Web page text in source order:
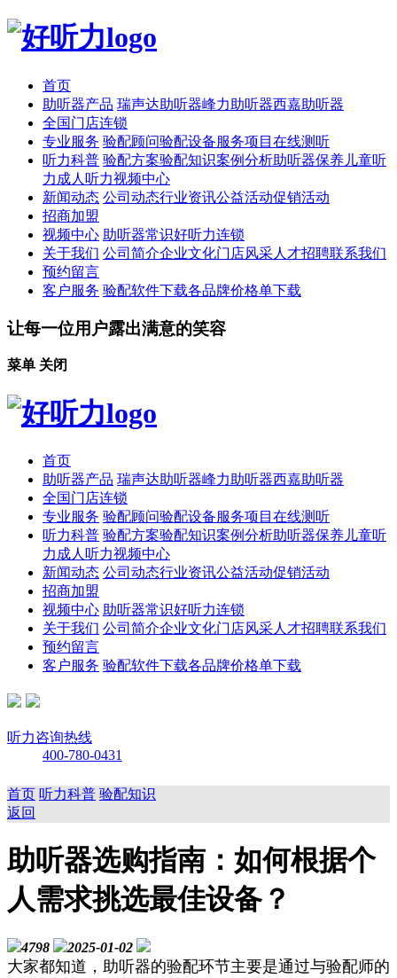
首页
助听器产品 瑞声达助听器峰力助听器西嘉助听器
全国门店连锁
专业服务 验配顾问验配设备服务项目 在线测听
听力科普 验配方案验配知识案例分析助听器保养 儿童听
力 成人听力视频中心
新闻动态 公司动态行业资讯公益活动促销活动
招商加盟
视频中心 助听器常识好听力连锁
关于我们 公司简介企业文化门店风采人才招聘联系我们
预约留言
客户服务 验配软件下载各品牌价格单下载
让每一位用户露出满意的笑容
菜单 关闭
首页
助听器产品 瑞声达助听器峰力助听器西嘉助听器
全国门店连锁
专业服务 验配顾问验配设备服务项目 在线测听
听力科普 验配方案验配知识案例分析助听器保养 儿童听
力 成人听力视频中心
新闻动态 公司动态行业资讯公益活动促销活动
招商加盟
视频中心 助听器常识好听力连锁
关于我们 公司简介企业文化门店风采人才招聘联系我们
预约留言
客户服务 验配软件下载各品牌价格单下载
听力咨询热线
400-780-0431
首页 听力科普 验配知识
返回
助听器选购指南：如何根据个
人需求挑选最佳设备？
4798 2025-01-02
大家都知道，助听器的验配环节主要是通过与验配师的